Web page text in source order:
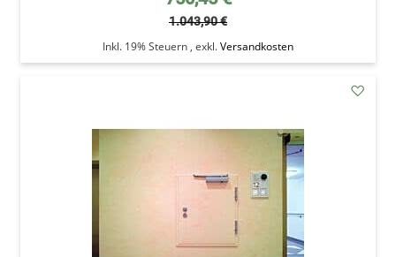
1.043,90 €
Inkl. 19% Steuern , exkl.Versandkosten